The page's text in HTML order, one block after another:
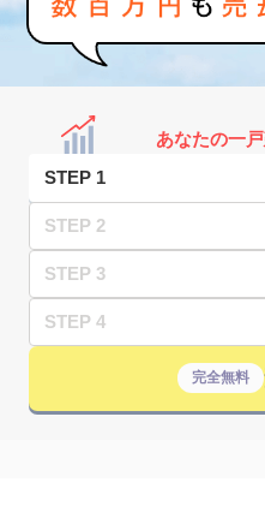
あなたの一
STEP 1
STEP 2
STEP 3
STEP 4
完全無料
お問い合わせ